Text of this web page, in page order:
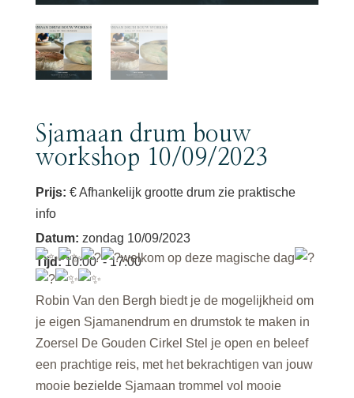
Sjamaan drum bouw
workshop 10/09/2023
Prijs: € Afhankelijk grootte drum zie praktische
info
Datum: zondag 10/09/2023
Tijd:10:00 - 17:00
welkom op deze magische dag
Robin Van den Bergh biedt je de mogelijkheid om
je eigen Sjamanendrum en drumstok te maken in
Zoersel De Gouden Cirkel Stel je open en beleef
een prachtige reis, met het bekrachtigen van jouw
mooie bezielde Sjamaan trommel vol mooie